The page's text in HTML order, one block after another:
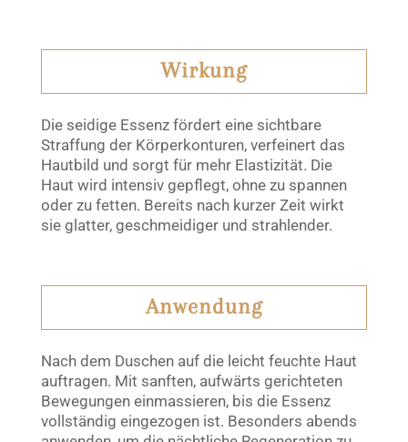
Wirkung
Die seidige Essenz fördert eine sichtbare
Straffung der Körperkonturen, verfeinert das
Hautbild und sorgt für mehr Elastizität. Die
Haut wird intensiv gepflegt, ohne zu spannen
oder zu fetten. Bereits nach kurzer Zeit wirkt
sie glatter, geschmeidiger und strahlender.
Anwendung
Nach dem Duschen auf die leicht feuchte Haut
auftragen. Mit sanften, aufwärts gerichteten
Bewegungen einmassieren, bis die Essenz
vollständig eingezogen ist. Besonders abends